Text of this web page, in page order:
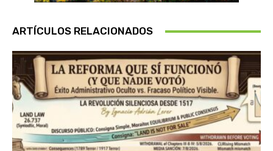
ARTÍCULOS RELACIONADOS